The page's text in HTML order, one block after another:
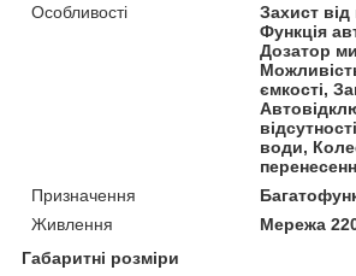
Особливості
Захист від
Функція
Дозатор
ємкості,
води,
Призначення
Живлення
Мережа
Габаритні розміри